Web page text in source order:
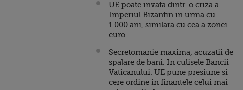
UE poate invata dintr-o criza a
Imperiul Bizantin in urma cu
1.000 ani, similara cu cea a zonei
euro
Secretomanie maxima, acuzatii de
spalare de bani. In culisele Bancii
Vaticanului. UE pune presiune si
cere ordine in finantele celui mai